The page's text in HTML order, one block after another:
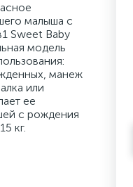
малыша с
Sweet Baby
модель
манеж
или
ее
с рождения
кг.